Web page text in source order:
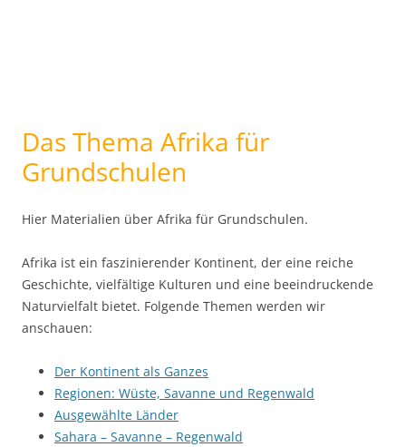
Das Thema Afrika für
Grundschulen
Hier Materialien über Afrika für Grundschulen.
Afrika ist ein faszinierender Kontinent, der eine reiche
Geschichte, vielfältige Kulturen und eine beeindruckende
Naturvielfalt bietet. Folgende Themen werden wir
anschauen:
Der Kontinent als Ganzes
Regionen: Wüste, Savanne und Regenwald
Ausgewählte Länder
Sahara – Savanne – Regenwald